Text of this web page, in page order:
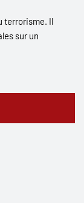
terrorisme. Il
sur un